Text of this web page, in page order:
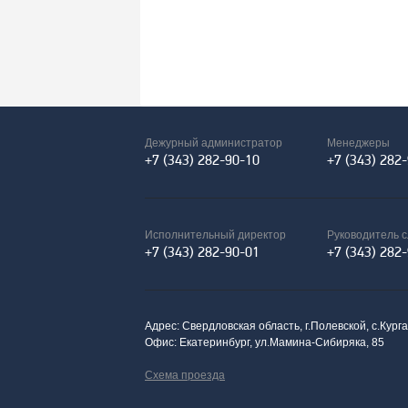
Дежурный администратор
+7 (343) 282-90-10
Менеджеры
+7 (343)
Исполнительный директор
+7 (343) 282-90-01
Руководитель
+7 (343)
Адрес: Свердловская область, г.Полевской,
Офис: Екатеринбург, ул.Мамина-Сибиряка, 85
Схема проезда